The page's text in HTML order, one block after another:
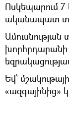
Ոսկեպարում 7
ականապատ
Ամուսնության
Եվ՝
«ազգայինից»